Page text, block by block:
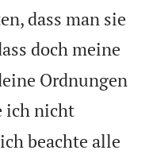
dass man sie
doch meine
Ordnungen
ich nicht
beachte alle